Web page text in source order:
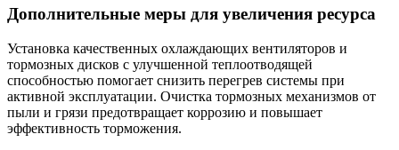
Дополнительные меры для увеличения ресурса
Установка качественных охлаждающих вентиляторов и
тормозных дисков с улучшенной теплоотводящей
способностью помогает снизить перегрев системы при
активной эксплуатации. Очистка тормозных механизмов от
пыли и грязи предотвращает коррозию и повышает
эффективность торможения.